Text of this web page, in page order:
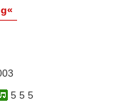
5 5 5